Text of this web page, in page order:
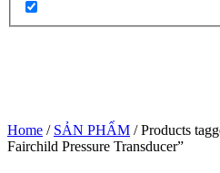
Home / SẢN PHẨM / Products
Fairchild Pressure Transducer”